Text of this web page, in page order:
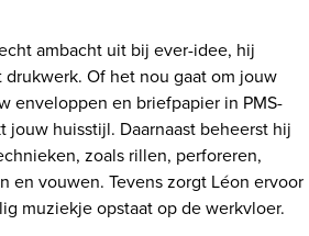
ambacht uit bij ever-idee, hij
Of het nou gaat om jouw
enveloppen en briefpapier in PMS-
jouw huisstijl. Daarnaast beheerst hij
zoals rillen, perforeren,
en vouwen. Tevens zorgt Léon ervoor
muziekje opstaat op de werkvloer.